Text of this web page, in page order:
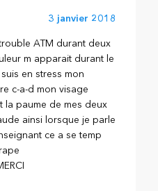
3 janvier 2018
ATM durant deux
m apparait durant le
en stress mon
c-a-d mon visage
la paume de mes deux
ainsi lorsque je parle
ce a se temp